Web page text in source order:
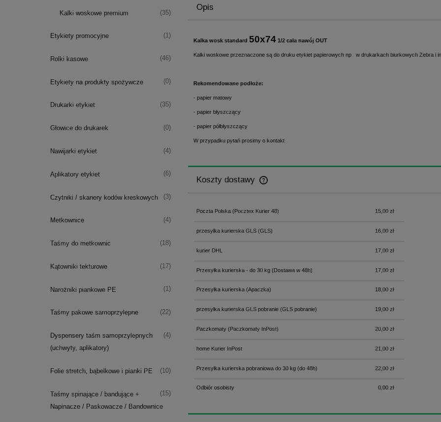
Kalki woskowe premium (35)
Etykiety promocyjne (1)
Rolki kasowe (46)
Etykiety na produkty spożywcze (0)
Drukarki etykiet (35)
Głowice do drukarek (0)
Nawijarki etykiet (4)
Aplikatory etykiet (6)
Czytniki / skanery kodów kreskowych (3)
Metkownice (4)
Taśmy do metkownic (18)
Kątowniki tekturowe (17)
Narożniki piankowe PE (1)
Taśmy pakowe samoprzylepne (22)
Dyspensery taśm samoprzylepnych
(uchwyty, aplikatory)
(4)
Folie stretch, bąbelkowe i pianki PE (10)
Taśmy spinające / bandujące +
Napinacze / Paskowacze / Bandownice
(15)
Opis
Kalka wosk standard 50x74 1/2 cala nawój OUT
Kalki woskowe przeznaczone są do druku etykiet papierowych np. w drukarkach biurkowych Zebra i
Rekomendowane podłoże:
- papier matowy
- papier błyszczący
- papier półbłyszczący
W przypadku pytań prosimy o kontakt.
Koszty dostawy
płatności
Poczta Polska(Pocztex Kurier 48) 15,00 zł
przesyłka kurierska GLS(GLS) 16,00 zł
kurier DHL 17,00 zł
Przesyłka kurierska - do 30 kg(Dostawa w 48h) 17,00 zł
Przesyłka kurierska (Apaczka) 18,00 zł
przesyłka kurierska GLS pobranie(GLS pobranie) 19,00 zł
Paczkomaty(Paczkomaty InPost) 20,00 zł
home Kurier InPost 21,00 zł
Przesyłka kurierska pobraniowa do 30 kg(do 48h) 22,00 zł
Odbiór osobisty 0,00 zł